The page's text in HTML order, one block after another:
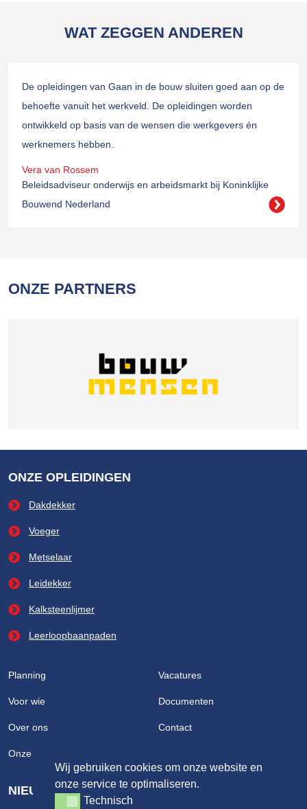
Wij gebruiken cookies om onze website en
onze service te optimaliseren.
TechnischTechnisch
WAT ZEGGEN ANDEREN
De opleidingen van Gaan in de bouw sluiten goed aan op de
behoefte vanuit het werkveld. De opleidingen worden
ontwikkeld op basis van de wensen die werkgevers én
werknemers hebben.
Vera van Rossem
Beleidsadviseur onderwijs en arbeidsmarkt bij Koninklijke
Bouwend Nederland
ONZE PARTNERS
ONZE OPLEIDINGEN
Dakdekker
Voeger
Metselaar
Leidekker
Kalksteenlijmer
Leerloopbaanpaden
Planning
Voor wie
Over ons
Onze partners
Vacatures
Documenten
Contact
NIEUWSBRIEF